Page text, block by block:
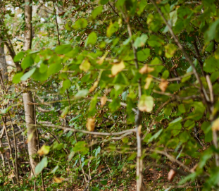
Mittwoch
MITTWOCH 09:00—19:00
Donnerstag
DONNERSTAG 09:00—19:00
Freitag
FREITAG 09:00—19:00
Samstag
SAMSTAG 09:00—18:00
Sonderöffnungszeiten